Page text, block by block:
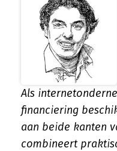
Als
financiering
aan beide kanten
combineert